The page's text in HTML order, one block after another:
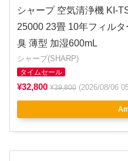
シャープ 空気清浄機 KI-
25000 23畳 10年フィル
臭 薄型 加湿600mL
シャープ(SHARP)
タイムセール
¥32,800 ¥39,800 (2026/08/06